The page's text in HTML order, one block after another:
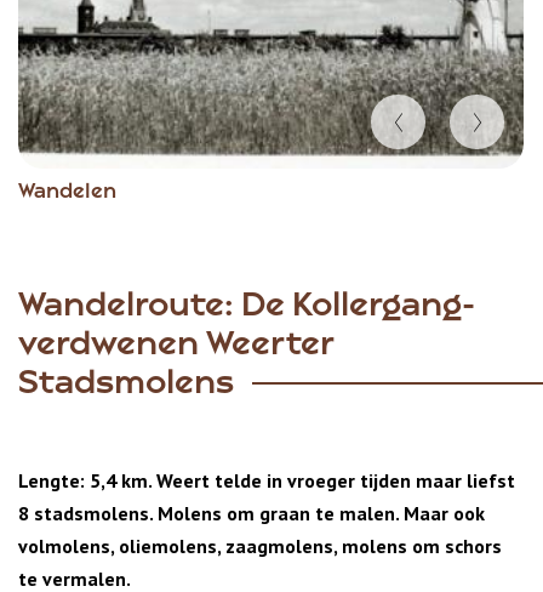
Wandelen
Item
Wandelroute: De Kollergang-
verdwenen Weerter
Stadsmolens
Lengte: 5,4 km. Weert telde in vroeger tijden maar liefst
8 stadsmolens. Molens om graan te malen. Maar ook
volmolens, oliemolens, zaagmolens, molens om schors
te vermalen.